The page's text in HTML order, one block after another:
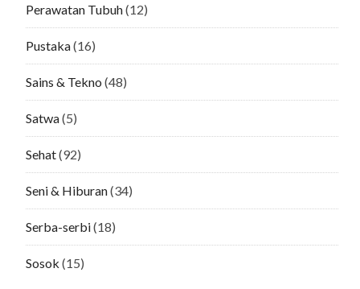
Perawatan Tubuh(12)
Pustaka(16)
Sains & Tekno (48)
Satwa(5)
Sehat(92)
Seni & Hiburan(34)
Serba-serbi(18)
Sosok (15)